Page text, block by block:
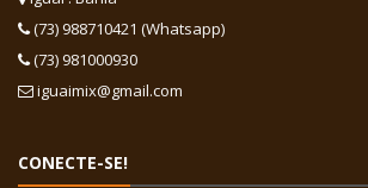
(73) 988710421 (Whatsapp)
(73) 981000930
iguaimix@gmail.com
CONECTE-SE!